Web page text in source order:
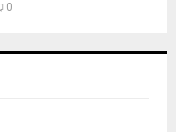
0